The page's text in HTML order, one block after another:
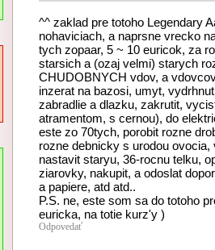
^^ zaklad pre totoho Legendary
nohaviciach, a naprsne vrecko
tych zopaar, 5 ~ 10 euricok, za
starsich a (ozaj velmi) starych
CHUDOBNYCH vdov, a
inzerat na bazosi, umyt,
zabradlie a dlazku, zakrutit,
atramentom, s cernou), do
este zo 70tych, porobit rozne
rozne debnicky s urodou
nastavit staryu, 36-rocnu telku,
ziarovky, nakupit, a odoslat
a papiere, atd atd..
P.S. ne, este som sa do totoho
euricka, na totie kurz'y )
Odpovedať